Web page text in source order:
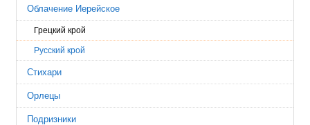
Облачение Иерейское
Грецкий крой
Русский крой
Стихари
Орлецы
Подризники